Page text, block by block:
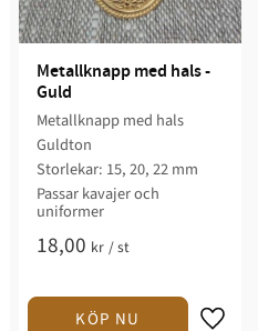
Metallknapp med hals -
Guld
Metallknapp med hals
Guldton
Storlekar: 15, 20, 22 mm
Passar kavajer och
uniformer
18,00 kr /st